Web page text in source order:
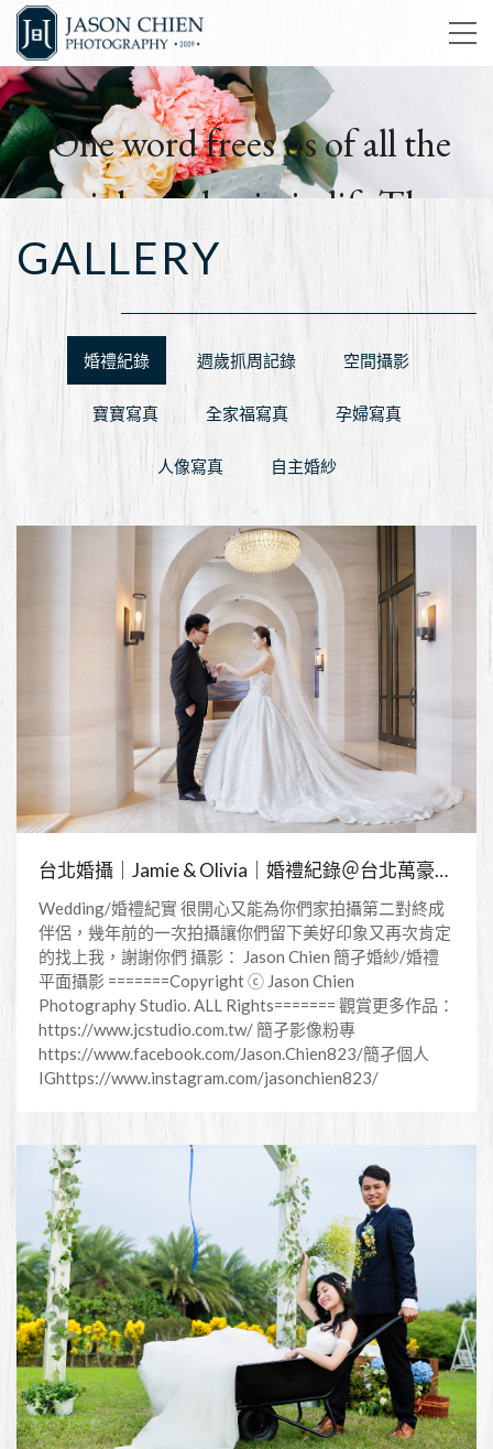
One word frees us of all the
weight and pain in life.That
word is love.
簡孑影像工作室
GALLERY
婚禮紀錄 週歲抓周記錄 空間攝影
寶寶寫真 全家福寫真 孕婦寫真
人像寫真 自主婚紗
台北婚攝｜Jamie & Olivia｜婚禮紀錄＠台北萬豪酒店
Wedding/婚禮紀實 很開心又能為你們家拍攝第二對終成
伴侶，幾年前的一次拍攝讓你們留下美好印象又再次肯定
的找上我，謝謝你們 攝影： Jason Chien 簡孑婚紗/婚禮
平面攝影 =======Copyright ⓒ Jason Chien
Photography Studio. ALL Rights======= 觀賞更多作品：
https://www.jcstudio.com.tw/ 簡孑影像粉專
https://www.facebook.com/Jason.Chien823/簡孑個人
IGhttps://www.instagram.com/jasonchien823/